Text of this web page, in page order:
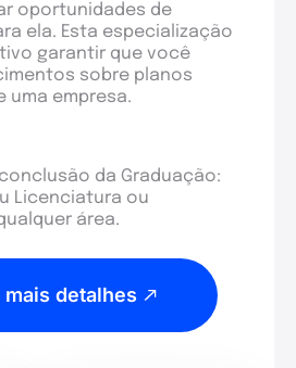
oportunidades de
ela. Esta especialização
garantir que você
sobre planos
uma empresa.
da Graduação:
Licenciatura ou
área.
mais detalhes